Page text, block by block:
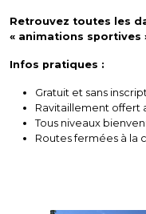
Retrouvez toutes les
« animations sportives
Infos pratiques :
Gratuit et sans
Ravitaillement offert
Tous niveaux
Routes fermées à la